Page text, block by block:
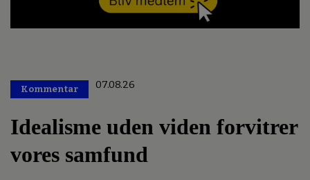
Kommentar 07.08.26
Idealisme uden viden forvitrer
vores samfund